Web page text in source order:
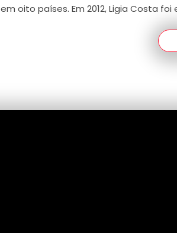
em oito países. Em 2012, Ligia Costa